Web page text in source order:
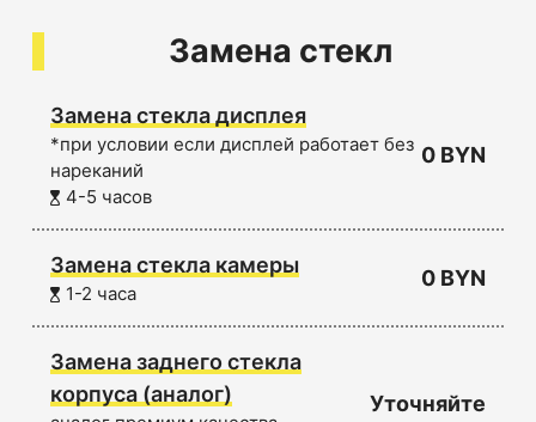
Замена стекл
Замена стекла дисплея
*при условии если дисплей работает без
нареканий
4-5 часов
0 BYN
Замена стекла камеры
1-2 часа
0 BYN
Замена заднего стекла
корпуса (аналог)
Уточняйте